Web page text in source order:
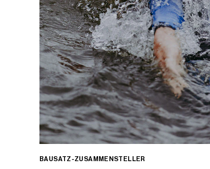
BAUSATZ-ZUSAMMENSTELLER